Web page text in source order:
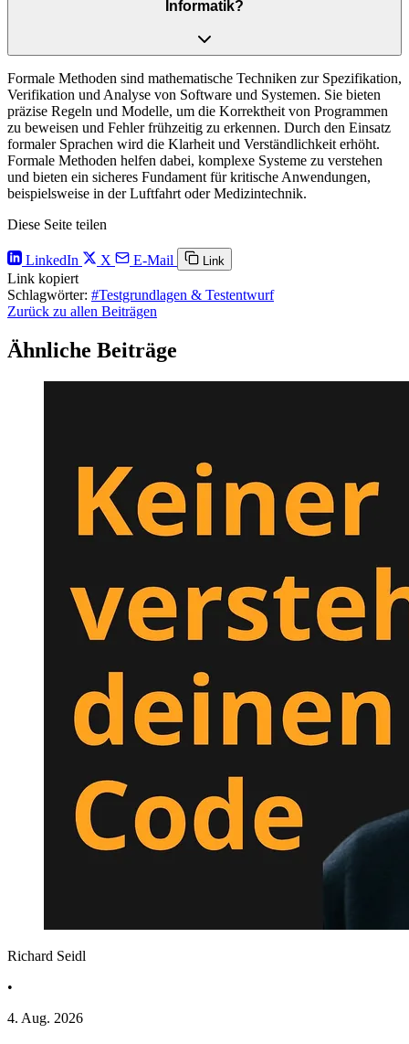
Informatik?
Formale Methoden sind mathematische Techniken zur Spezifikation,
Verifikation und Analyse von Software und Systemen. Sie bieten
präzise Regeln und Modelle, um die Korrektheit von Programmen
zu beweisen und Fehler frühzeitig zu erkennen. Durch den Einsatz
formaler Sprachen wird die Klarheit und Verständlichkeit erhöht.
Formale Methoden helfen dabei, komplexe Systeme zu verstehen
und bieten ein sicheres Fundament für kritische Anwendungen,
beispielsweise in der Luftfahrt oder Medizintechnik.
Diese Seite teilen
LinkedIn X E-Mail Link
Link kopiert
Schlagwörter: #Testgrundlagen & Testentwurf
Zurück zu allen Beiträgen
Ähnliche Beiträge
Richard Seidl
•
4. Aug. 2026